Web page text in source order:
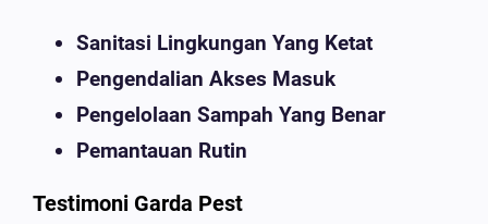
Sanitasi Lingkungan Yang Ketat
Pengendalian Akses Masuk
Pengelolaan Sampah Yang Benar
Pemantauan Rutin
Testimoni Garda Pest